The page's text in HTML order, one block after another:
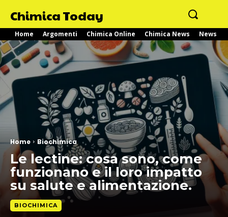
Chimica Today
Home Argomenti Chimica Online Chimica News News
Home Biochimica
Le lectine: cosa sono, come
funzionano e il loro impatto
su salute e alimentazione.
BIOCHIMICA